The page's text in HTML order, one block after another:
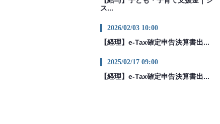
ス...
2026/02/03 10:00
【経理】e-Tax確定申告決算書出...
2025/02/17 09:00
【経理】e-Tax確定申告決算書出...